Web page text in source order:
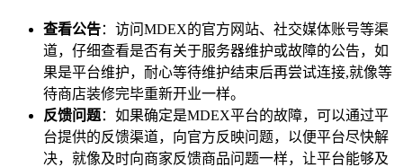
查看公告：访问MDEX的官方网站、社交媒体账号等渠
道，仔细查看是否有关于服务器维护或故障的公告，如
果是平台维护，耐心等待维护结束后再尝试连接,就像等
待商店装修完毕重新开业一样。
反馈问题：如果确定是MDEX平台的故障，可以通过平
台提供的反馈渠道，向官方反映问题，以便平台尽快解
决，就像及时向商家反馈商品问题一样，让平台能够及